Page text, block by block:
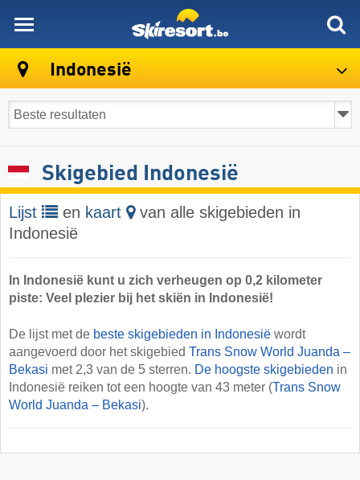
Indonesië
Skigebied Indonesië
Lijst en kaart
van alle skigebieden in
Indonesië
In Indonesië kunt u zich verheugen op 0,2 kilometer
piste: Veel plezier bij het skiën in Indonesië!
De lijst met de beste skigebieden in Indonesië wordt
aangevoerd door het skigebied Trans Snow World Juanda –
Bekasi met 2,3 van de 5 sterren. De hoogste skigebieden in
Indonesië reiken tot een hoogte van 43 meter (Trans Snow
World Juanda – Bekasi).